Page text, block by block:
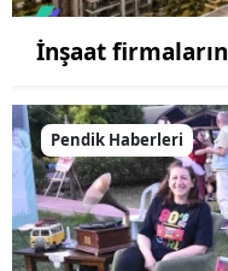
İnşaat
Pendik Haberleri